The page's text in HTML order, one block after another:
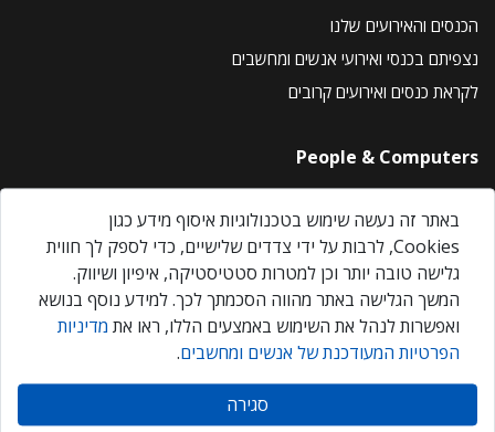
הכנסים והאירועים שלנו
נצפיתם בכנסי ואירועי אנשים ומחשבים
לקראת כנסים ואירועים קרובים
People & Computers
About Us
Privacy Policy
Contact Us
Our Events
אנשים ומחשבים © 2026 – כל הזכויות שמורות
באתר זה נעשה שימוש בטכנולוגיות איסוף מידע כגון
Cookies, לרבות על ידי צדדים שלישיים, כדי לספק לך חווית
גלישה טובה יותר וכן למטרות סטטיסטיקה, איפיון ושיווק.
המשך הגלישה באתר מהווה הסכמתך לכך. למידע נוסף בנושא
ואפשרות לנהל את השימוש באמצעים הללו, ראו את מדיניות
הפרטיות המעודכנת של אנשים ומחשבים.
סגירה